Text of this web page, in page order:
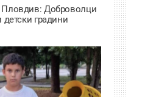
Пловдив: Доброволци
градини
за детската